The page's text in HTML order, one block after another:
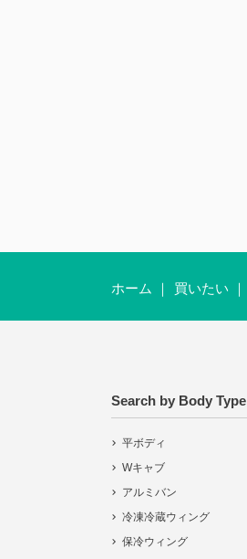
ホーム 買いたい
Search by Body Type
平ボディ
Wキャブ
アルミバン
冷凍冷蔵ウィング
保冷ウィング